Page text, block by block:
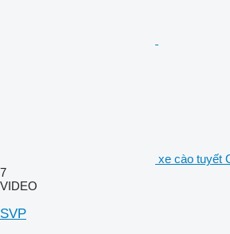
xe cào tuyết
7
VIDEO
SVP